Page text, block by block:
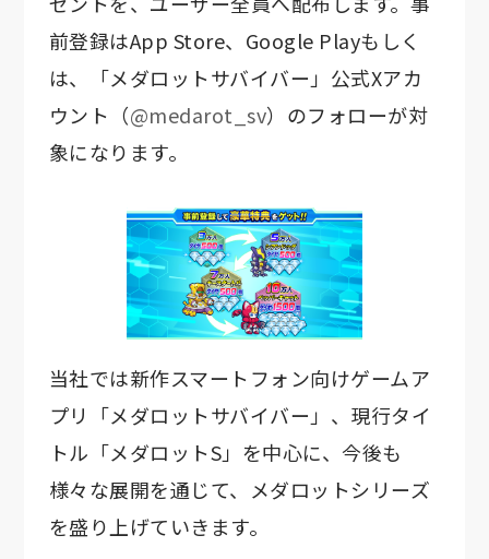
前登録はApp Store、Google Playもしく
は、「メダロットサバイバー」公式Xアカ
ウント（@medarot_sv）のフォローが対
象になります。
当社では新作スマートフォン向けゲームア
プリ「メダロットサバイバー」、現行タイ
トル「メダロットS」を中心に、今後も
様々な展開を通じて、メダロットシリーズ
を盛り上げていきます。